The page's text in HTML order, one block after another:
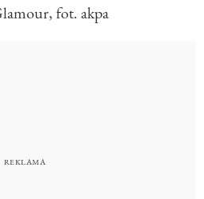
fot. akpa